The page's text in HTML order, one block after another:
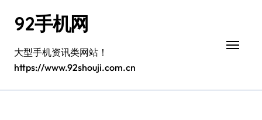
92手机网
大型手机资讯类网站！
https://www.92shouji.com.cn